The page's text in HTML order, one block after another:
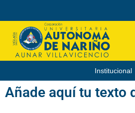
Institucional
Añade aquí tu texto